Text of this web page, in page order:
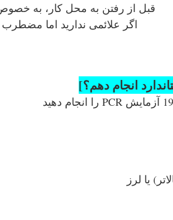
قبل از رفتن به محل کار، به
اگر علائمی ندارید اما
]